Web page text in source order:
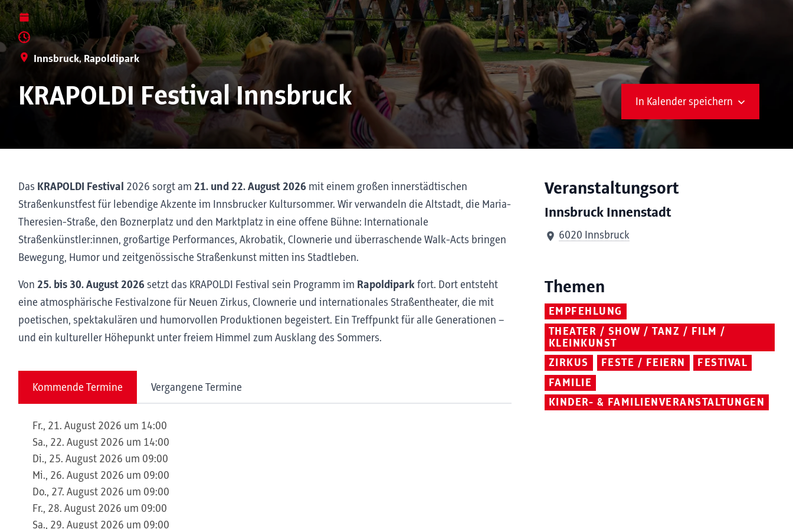
Innsbruck, Rapoldipark
KRAPOLDI Festival Innsbruck In Kalender speichern
Das KRAPOLDI Festival 2026 sorgt am 21. und 22. August 2026 mit einem großen innerstädtischen
Straßenkunstfest für lebendige Akzente im Innsbrucker Kultursommer. Wir verwandeln die Altstadt, die Maria-
Theresien-Straße, den Boznerplatz und den Marktplatz in eine offene Bühne: Internationale
Straßenkünstler:innen, großartige Performances, Akrobatik, Clownerie und überraschende Walk-Acts bringen
Bewegung, Humor und zeitgenössische Straßenkunst mitten ins Stadtleben.
Von 25. bis 30. August 2026 setzt das KRAPOLDI Festival sein Programm im Rapoldipark fort. Dort entsteht
eine atmosphärische Festivalzone für Neuen Zirkus, Clownerie und internationales Straßentheater, die mit
poetischen, spektakulären und humorvollen Produktionen begeistert. Ein Treffpunkt für alle Generationen –
und ein kultureller Höhepunkt unter freiem Himmel zum Ausklang des Sommers.
Kommende Termine Vergangene Termine
Fr., 21. August 2026 um 14:00
Sa., 22. August 2026 um 14:00
Di., 25. August 2026 um 09:00
Mi., 26. August 2026 um 09:00
Do., 27. August 2026 um 09:00
Fr., 28. August 2026 um 09:00
Sa., 29. August 2026 um 09:00
Veranstaltungsort
Innsbruck Innenstadt
6020 Innsbruck
Themen
EMPFEHLUNG
THEATER / SHOW / TANZ / FILM /
KLEINKUNST
ZIRKUS
FESTE / FEIERN
FESTIVAL
FAMILIE
KINDER- & FAMILIENVERANSTALTUNGEN